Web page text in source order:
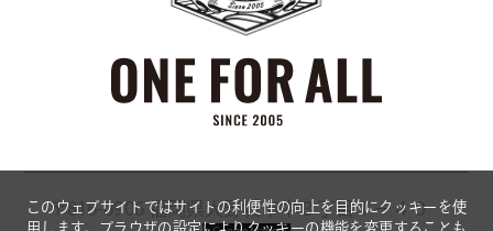
〒816-0906 福岡県大野城市中３丁目１−４０
このウェブサイトではサイトの利便性の向上を目的にクッキーを使
用します。ブラウザの設定によりクッキーの機能を変更することも